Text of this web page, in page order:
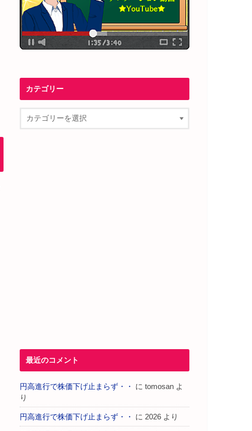
カテゴリー
最近のコメント
円高進行で株価下げ止まらず・・ に tomosan よ
り
円高進行で株価下げ止まらず・・ に 2026 より